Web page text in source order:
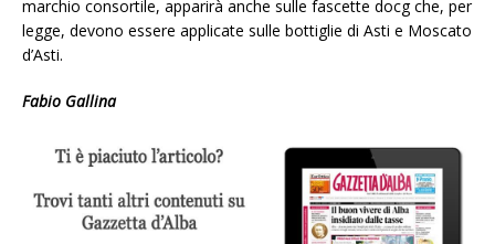
marchio consortile, apparirà anche sulle fascette docg che, per
legge, devono essere applicate sulle bottiglie di Asti e Moscato
d’Asti.
Fabio Gallina